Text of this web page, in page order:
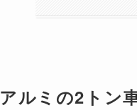
アルミの2トン